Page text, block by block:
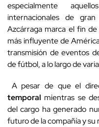
especialmente
internacionales de gran
Azcárraga marca el fin
más influyente de
transmisión de eventos
de fútbol, a lo largo de
A pesar de que el
temporal mientras se
del cargo ha generado
futuro de la compañía y su